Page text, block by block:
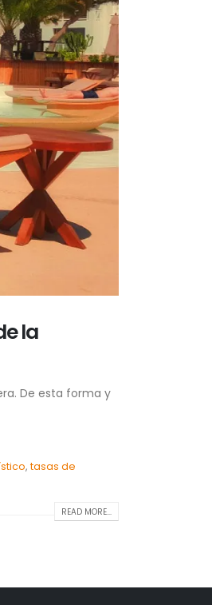
la
De esta forma y
, tasas de
READ MORE...